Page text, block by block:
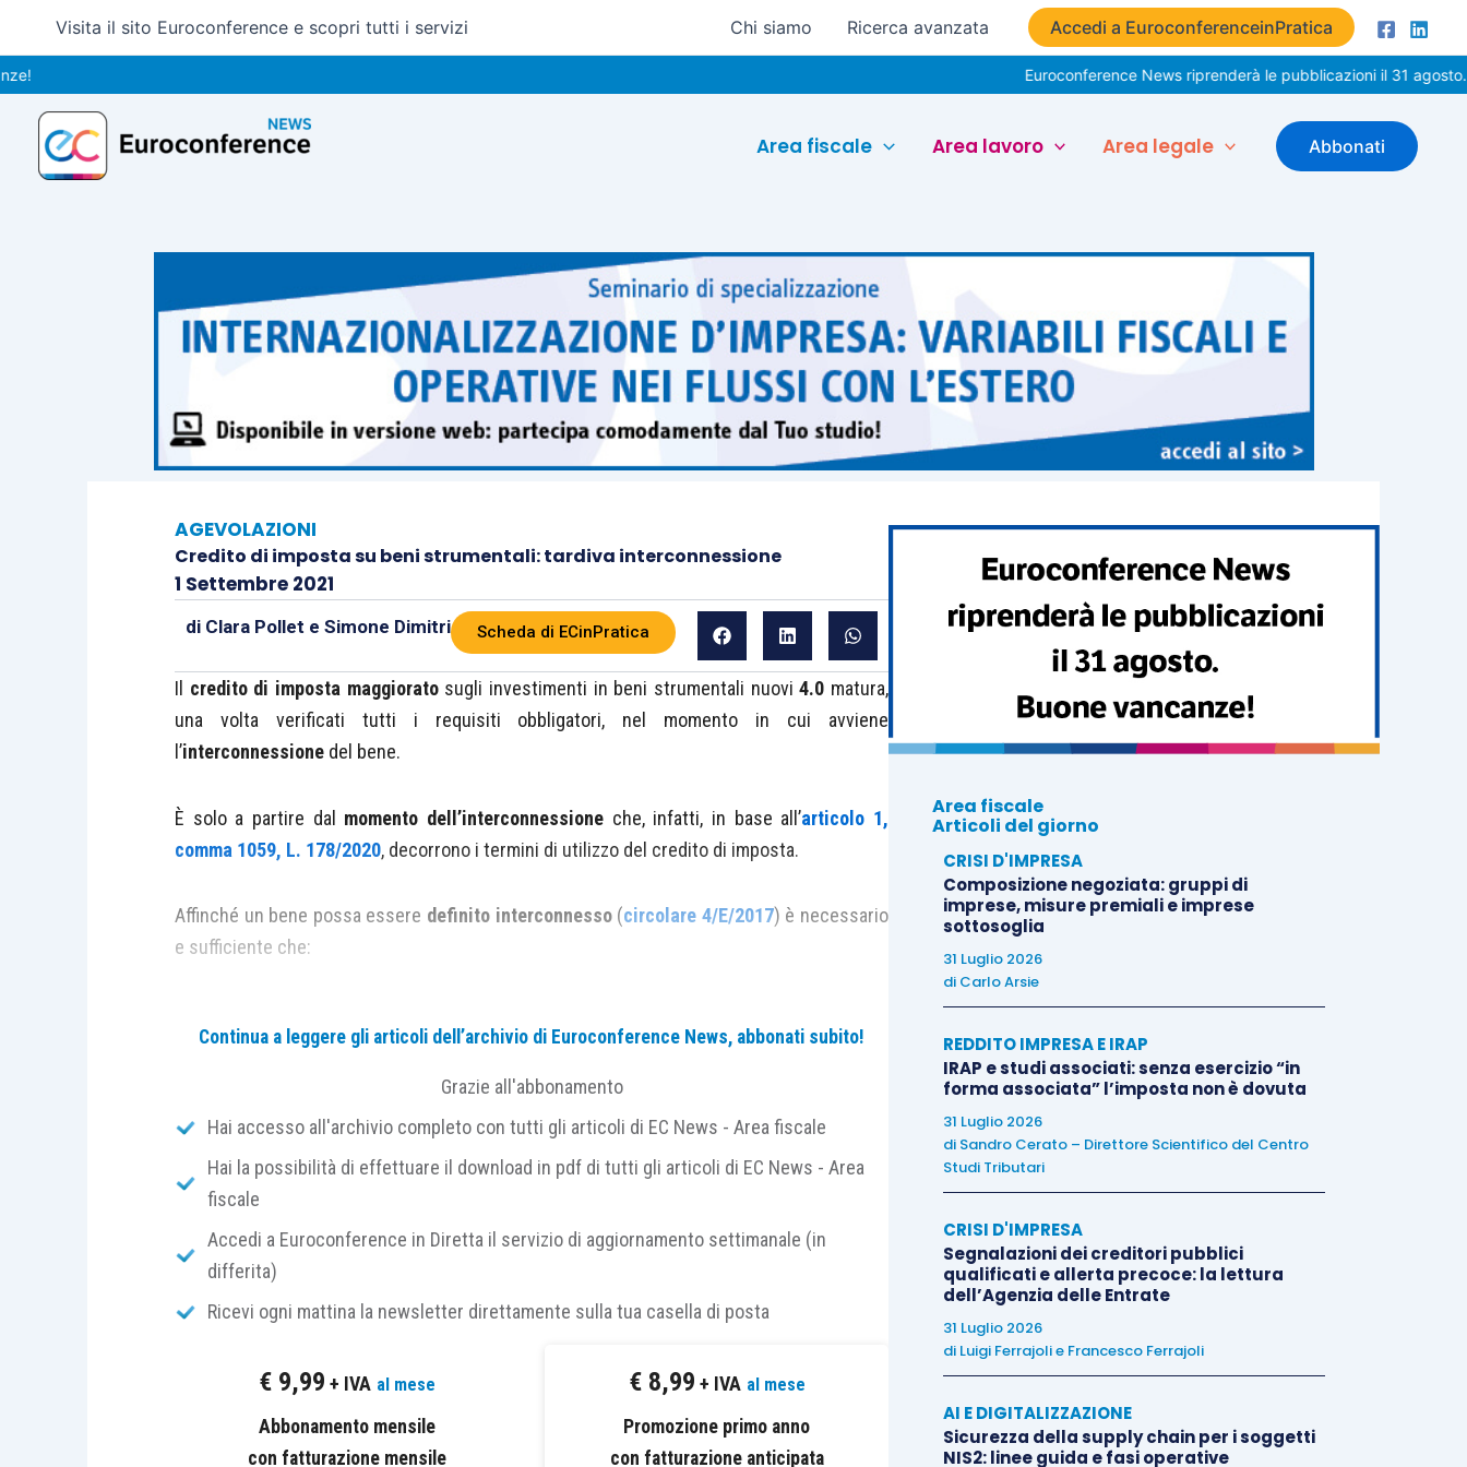
contenuto
Visita il sito Euroconference e scopri tutti i servizi Chi siamo Ricerca avanzata Accedi a EuroconferenceinPratica
Euroconference News riprenderà le pubblicazioni il 31 agosto. Buone
Area fiscale Area lavoro Area legale Abbonati
AGEVOLAZIONI
Credito di imposta su beni strumentali: tardiva interconnessione
1 Settembre 2021
di Clara Pollet e Simone Dimitri Scheda di ECinPratica
Il credito di imposta maggioratosugli investimenti in beni strumentali nuovi4.0 matura,
una volta verificati tutti i requisiti obbligatori, nel momento in cui avviene
l’interconnessione del bene.
È solo a partire dal momento dell’interconnessione che, infatti, in base all’articolo 1,
comma 1059, L. 178/2020, decorrono i termini di utilizzo del credito di imposta.
Affinché un bene possa essere definito interconnesso(circolare 4/E/2017) è necessario
e sufficiente che:
pianificazione, sistemi di progettazione e sviluppo del prodotto, monitoraggio,
anche in remoto, e controllo, di altre macchine dello stabilimento, ecc.)
di produzione,supply chain, ecc.) per mezzo di un collegamento basato su
specifiche documentate, disponibili pubblicamente e internazionalmente
riconosciute (esempi: TCPIP, HTTP, MQTT, ecc.);
sia identificato univocamente, al fine di riconoscere l’origine delle informazioni,
mediante l’utilizzo di standard di indirizzamento internazionalmente riconosciuti
(es.: indirizzo IP).
riconducibili a standardde jure– vale a dire, quelli omologati da organizzazioni dello
standard ufficiali (a titolo esemplificativo, quelli previsti dalla norma IEC 61158, IEC 61784 o
OPC – UA cui CEI CLC/TR 62541 e ancora CEI EN 62591 per le comunicazioniwireless
Continua a leggere gli articoli dell’archivio di Euroconference News, abbonati subito!
Grazie all'abbonamento
Hai accesso all'archivio completo con tutti gli articoli di EC News - Area fiscale
Hai la possibilità di effettuare il download in pdf di tutti gli articoli di EC News - Area
fiscale
Accedi a Euroconference in Diretta il servizio di aggiornamento settimanale (in
differita)
Ricevi ogni mattina la newsletter direttamente sulla tua casella di posta
€ 9,99 + IVA al mese
Abbonamento mensile
con fatturazione mensile
€ 8,99 + IVA al mese
Promozione primo anno
con fatturazione anticipata
Area fiscale
Articoli del giorno
CRISI D'IMPRESA
Composizione negoziata: gruppi di
imprese, misure premiali e imprese
sottosoglia
31 Luglio 2026
di Carlo Arsie
REDDITO IMPRESA E IRAP
IRAP e studi associati: senza esercizio “in
forma associata” l’imposta non è dovuta
31 Luglio 2026
di Sandro Cerato – Direttore Scientifico del Centro
Studi Tributari
CRISI D'IMPRESA
Segnalazioni dei creditori pubblici
qualificati e allerta precoce: la lettura
dell’Agenzia delle Entrate
31 Luglio 2026
di Luigi Ferrajolie Francesco Ferrajoli
AI E DIGITALIZZAZIONE
Sicurezza della supply chain per i soggetti
NIS2: linee guida e fasi operative